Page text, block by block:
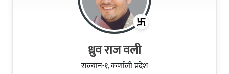
ध्रुव राज वली
सल्यान-१, कर्णाली प्रदेश